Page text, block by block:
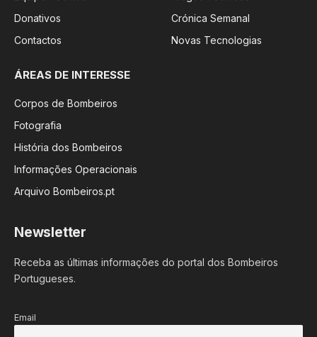
Donativos
Contactos
Crónica Semanal
Novas Tecnologias
ÁREAS DE INTERESSE
Corpos de Bombeiros
Fotografia
História dos Bombeiros
Informações Operacionais
Arquivo Bombeiros.pt
Newsletter
Receba as últimas informações do portal dos Bombeiros
Portugueses.
Email